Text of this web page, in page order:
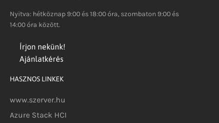
Nyitva: hétköznap 9:00 és 18:00 óra, szombaton 9:00 és
14:00 óra között.
Írjon nekünk!
Ajánlatkérés
HASZNOS LINKEK
www.szerver.hu
Azure Stack HCI